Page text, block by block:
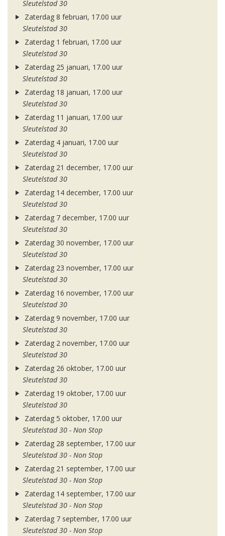
Sleutelstad 30
Zaterdag 8 februari, 17.00 uur
Sleutelstad 30
Zaterdag 1 februari, 17.00 uur
Sleutelstad 30
Zaterdag 25 januari, 17.00 uur
Sleutelstad 30
Zaterdag 18 januari, 17.00 uur
Sleutelstad 30
Zaterdag 11 januari, 17.00 uur
Sleutelstad 30
Zaterdag 4 januari, 17.00 uur
Sleutelstad 30
Zaterdag 21 december, 17.00 uur
Sleutelstad 30
Zaterdag 14 december, 17.00 uur
Sleutelstad 30
Zaterdag 7 december, 17.00 uur
Sleutelstad 30
Zaterdag 30 november, 17.00 uur
Sleutelstad 30
Zaterdag 23 november, 17.00 uur
Sleutelstad 30
Zaterdag 16 november, 17.00 uur
Sleutelstad 30
Zaterdag 9 november, 17.00 uur
Sleutelstad 30
Zaterdag 2 november, 17.00 uur
Sleutelstad 30
Zaterdag 26 oktober, 17.00 uur
Sleutelstad 30
Zaterdag 19 oktober, 17.00 uur
Sleutelstad 30
Zaterdag 5 oktober, 17.00 uur
Sleutelstad 30 - Non Stop
Zaterdag 28 september, 17.00 uur
Sleutelstad 30 - Non Stop
Zaterdag 21 september, 17.00 uur
Sleutelstad 30 - Non Stop
Zaterdag 14 september, 17.00 uur
Sleutelstad 30 - Non Stop
Zaterdag 7 september, 17.00 uur
Sleutelstad 30 - Non Stop